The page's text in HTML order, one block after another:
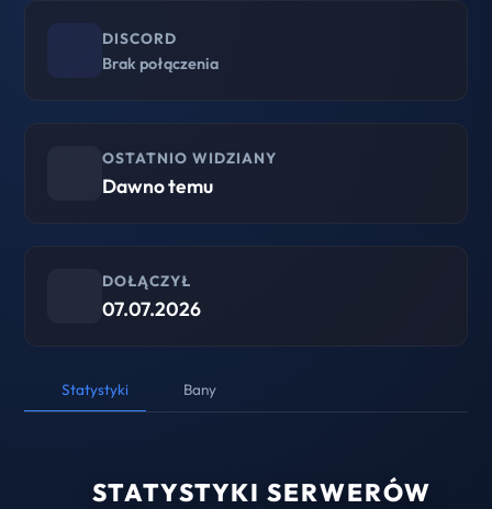
DISCORD
Brak połączenia
OSTATNIO WIDZIANY
Dawno temu
DOŁĄCZYŁ
07.07.2026
Statystyki Bany
STATYSTYKI SERWERÓW